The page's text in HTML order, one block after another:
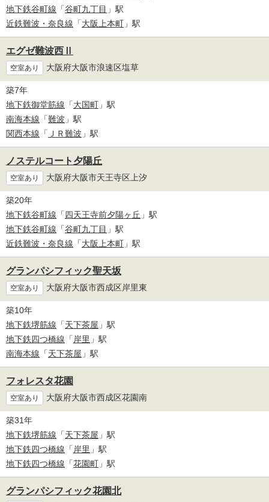
地下鉄谷町線 「谷町九丁目 」駅
近鉄難波・奈良線 「大阪上本町 」駅
エグゼ難波西Ⅱ
空室あり 大阪府大阪市浪速区塩草
築7年
地下鉄御堂筋線 「大国町 」駅
南海本線 「難波 」駅
関西本線 「 ＪＲ難波 」駅
ノステルコート夕陽丘
空室あり 大阪府大阪市天王寺区上汐
築20年
地下鉄谷町線 「四天王寺前夕陽ヶ丘 」駅
地下鉄谷町線 「谷町九丁目 」駅
近鉄難波・奈良線 「大阪上本町 」駅
グランパシフィック聖天坂
空室あり 大阪府大阪市西成区岸里東
築10年
地下鉄堺筋線 「天下茶屋 」駅
地下鉄四つ橋線 「岸里 」駅
南海本線 「天下茶屋 」駅
フォレスタ花園
空室あり 大阪府大阪市西成区花園南
築31年
地下鉄堺筋線 「天下茶屋 」駅
地下鉄四つ橋線 「岸里 」駅
地下鉄四つ橋線 「花園町 」駅
グランパシフィック花園北